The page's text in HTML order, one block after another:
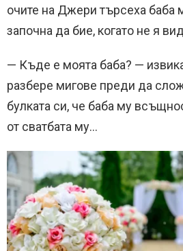
очите на Джери търсеха баба
започна да бие, когато не я
— Къде е моята баба? —
разбере мигове преди да
булката си, че баба му
от сватбата му…